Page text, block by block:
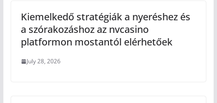
Kiemelkedő stratégiák a nyeréshez és
a szórakozáshoz az nvcasino
platformon mostantól elérhetőek
July 28, 2026